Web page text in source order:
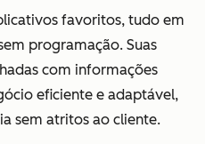
favoritos, tudo em
programação. Suas
com informações
eficiente e adaptável,
sem atritos ao cliente.